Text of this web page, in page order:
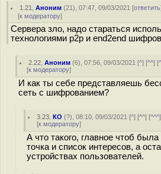
1.21 ,Аноним (21), 07:47, 09/03/2021 [ответить
[к модератору]
Сервера зло, надо стараться
технологиями p2p и end2end
2.22 ,Аноним (6), 07:56, 09/03/2021 [^] [^^] [
[к модератору]
И как ты себе представляешь
сеть с шифрованием?
3.23 ,КО (?), 08:10, 09/03/2021 [^] [^^] [^^^
[к модератору]
А что такого, главное чтоб была
точка и список интересов, а
устройствах пользователей.